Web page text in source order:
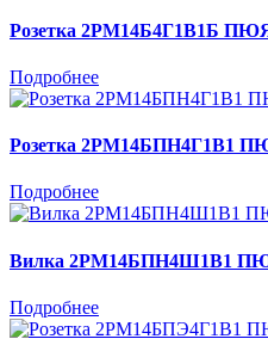
Розетка 2РМ14Б4Г1В1Б
Подробнее
Розетка 2РМ14БПН4Г1В1
Подробнее
Вилка 2РМ14БПН4Ш1В1
Подробнее